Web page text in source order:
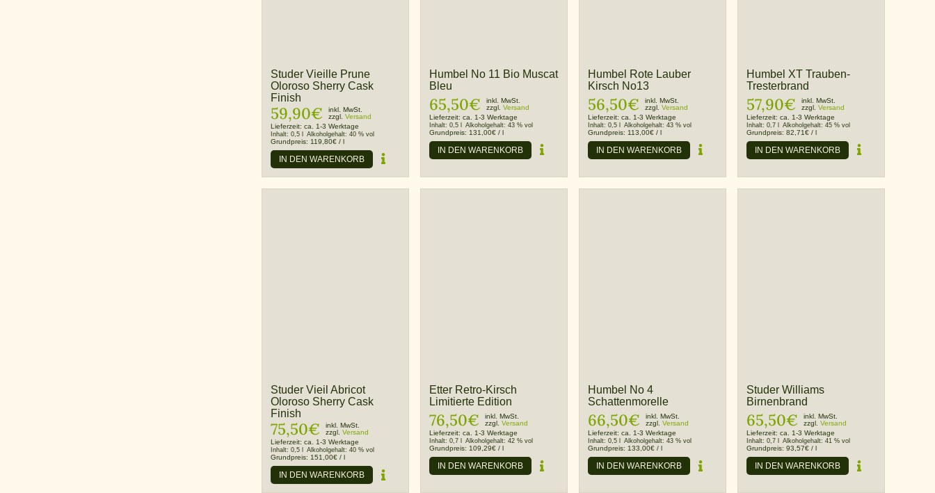
Studer Vieille Prune
Oloroso Sherry Cask
Finish
59,90€
inkl. MwSt.
zzgl. Versand
Lieferzeit: ca. 1-3 Werktage
Inhalt: 0,5 l Alkoholgehalt: 40 % vol
Grundpreis: 119,80€ / l
IN DEN WARENKORB
Humbel No 11 Bio Muscat
Bleu
65,50€
inkl. MwSt.
zzgl. Versand
Lieferzeit: ca. 1-3 Werktage
Inhalt: 0,5 l Alkoholgehalt: 43 % vol
Grundpreis: 131,00€ / l
IN DEN WARENKORB
Humbel Rote Lauber
Kirsch No13
56,50€
inkl. MwSt.
zzgl. Versand
Lieferzeit: ca. 1-3 Werktage
Inhalt: 0,5 l Alkoholgehalt: 43 % vol
Grundpreis: 113,00€ / l
IN DEN WARENKORB
Humbel XT Trauben-
Tresterbrand
57,90€
inkl. MwSt.
zzgl. Versand
Lieferzeit: ca. 1-3 Werktage
Inhalt: 0,7 l Alkoholgehalt: 45 % vol
Grundpreis: 82,71€ / l
IN DEN WARENKORB
Studer Vieil Abricot
Oloroso Sherry Cask
Finish
75,50€
inkl. MwSt.
zzgl. Versand
Lieferzeit: ca. 1-3 Werktage
Inhalt: 0,5 l Alkoholgehalt: 40 % vol
Grundpreis: 151,00€ / l
IN DEN WARENKORB
Etter Retro-Kirsch
Limitierte Edition
76,50€
inkl. MwSt.
zzgl. Versand
Lieferzeit: ca. 1-3 Werktage
Inhalt: 0,7 l Alkoholgehalt: 42 % vol
Grundpreis: 109,29€ / l
IN DEN WARENKORB
Humbel No 4
Schattenmorelle
66,50€
inkl. MwSt.
zzgl. Versand
Lieferzeit: ca. 1-3 Werktage
Inhalt: 0,5 l Alkoholgehalt: 43 % vol
Grundpreis: 133,00€ / l
IN DEN WARENKORB
Studer Williams
Birnenbrand
65,50€
inkl. MwSt.
zzgl. Versand
Lieferzeit: ca. 1-3 Werktage
Inhalt: 0,7 l Alkoholgehalt: 41 % vol
Grundpreis: 93,57€ / l
IN DEN WARENKORB